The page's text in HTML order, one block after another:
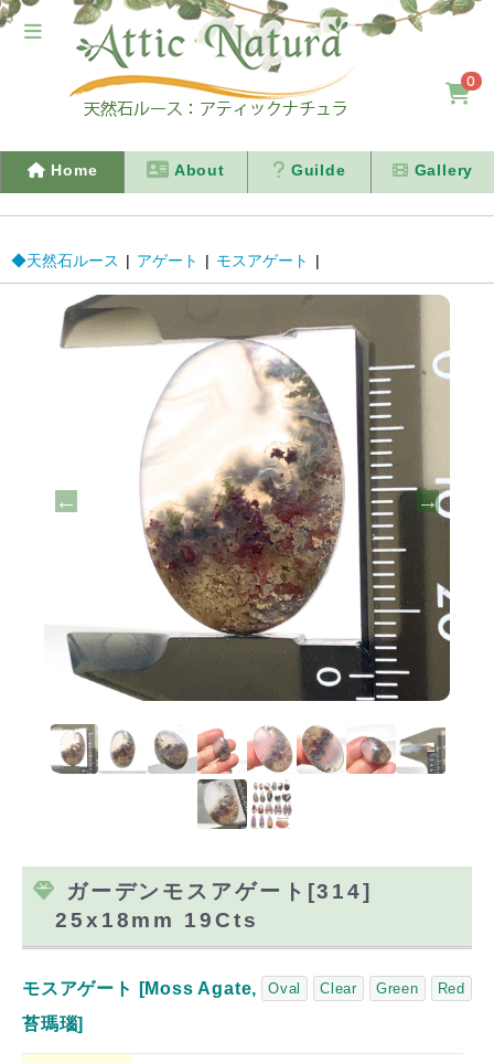
0
Home About Guilde Gallery
◆天然石ルース | アゲート | モスアゲート |
ガーデンモスアゲート[314]
25x18mm 19Cts
Oval Clear Green Red
モスアゲート [Moss Agate,
苔瑪瑙]